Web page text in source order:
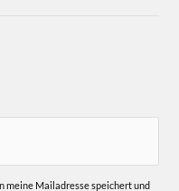
meine Mailadresse speichert und